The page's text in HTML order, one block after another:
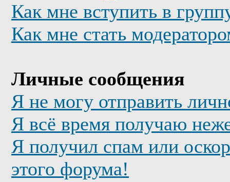
Как мне вступить в
Как мне стать
Личные сообщения
Я не могу отправить
Я всё время получаю
Я получил спам или
этого форума!